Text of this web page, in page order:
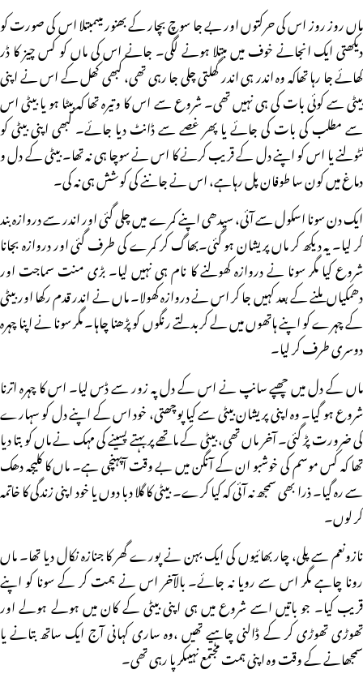
ماں روز روز اس کی حرکتوں اور بے جا سوچ بچار کے بھنور میںمبتلا اس کی صورت کو
دیکھتی ایک انجانے خوف میں مبتلا ہونے لگی۔ جانے اس کی ماں کو کس چیز کا ڈر
کھائے جا رہا تھاکہ وہ اندر ہی اندر گھلتی چلی جا رہی تھی، کبھی کھل کے اس نے اپنی
بیٹی سے کوئی بات کی ہی نہیں تھی۔ شروع سے اس کا وتیرہ تھا کہ بیٹا ہو یا بیٹی اس
سے مطلب کی بات کی جائے یا پھر غصے سے ڈانٹ دیا جائے۔ کبھی اپنی بیٹی کو
ٹٹولنے یا اس کو اپنے دل کے قریب کرنے کا اس نے سوچا ہی نہ تھا۔ بیٹی کے دل و
دماغ میں کون سا طوفان پل رہاہے، اس نے جاننے کی کوشش ہی نہ کی۔
ایک دن سونا اسکول سے آئی، سیدھی اپنے کمرے میں چلی گئی اور اندر سے دروازہ بند
کر لیا۔ یہ دیکھ کر ماں پریشان ہو گئی۔بھاگ کر کمرے کی طرف گئی اور دروازہ بجانا
شروع کیا مگر سونا نے دروازہ کھولنے کا نام ہی نہیں لیا۔ بڑی منت سماجت اور
دھمکیاں ملنے کے بعد کہیں جا کر اس نے دروازہ کھولا۔ ماں نے اندر قدم رکھا اور بیٹی
کے چہرے کو اپنے ہاتھوں میں لے کربدلتے رنگوں کو پڑھنا چاہا۔ مگر سونا نے اپنا چہرہ
دوسری طرف کر لیا۔
ماں کے دل میں چھپے سانپ نے اس کے دل پہ زور سے ڈس لیا۔ اس کا چہرہ اترنا
شروع ہو گیا۔ وہ اپنی پریشان بیٹی سے کیا پوچھتی، خود اس کے اپنے دل کو سہارے
کی ضرورت پڑ گئی۔ آخر ماں تھی، بیٹی کے ماتھے پر بہتے پسینے کی مہک نے ماں کو بتا دیا
تھا کہ کس موسم کی خوشبو ان کے آنگن میں بے وقت آپہنچی ہے۔ ماں کا کلیجہ دھک
سے رہ گیا۔ ذرا بھی سمجھ نہ آئی کہ کیا کرے۔ بیٹی کا گلا دبا دوں یا خود اپنی زندگی کا خاتمہ
کر لوں۔
نازونعم سے پلی، چار بھائیوں کی ایک بہن نے پورے گھر کا جنازہ نکال دیا تھا۔ ماں
رونا چاہے مگر اس سے رویا نہ جائے۔ بالآخر اس نے ہمت کر کے سونا کو اپنے
قریب کیا۔ جو باتیں اسے شروع میں ہی اپنی بیٹی کے کان میں ہولے ہولے اور
تھوڑی تھوڑی کر کے ڈالنی چاہیے تھیں ،وہ ساری کہانی آج ایک ساتھ بتانے یا
سمجھانے کے وقت وہ اپنی ہمت مجتمع نہیںکر پا رہی تھی۔